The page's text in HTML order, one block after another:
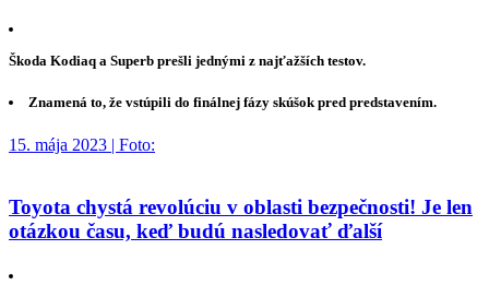
Škoda Kodiaq a Superb prešli jednými z najťažších testov.
Znamená to, že vstúpili do finálnej fázy skúšok pred predstavením.
15. mája 2023 | Foto:
Toyota chystá revolúciu v oblasti bezpečnosti! Je len
otázkou času, keď budú nasledovať ďalší